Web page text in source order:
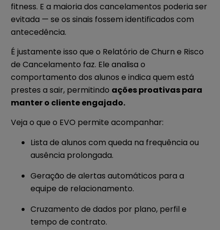
fitness. E a maioria dos cancelamentos poderia ser
evitada — se os sinais fossem identificados com
antecedência.
É justamente isso que o Relatório de Churn e Risco
de Cancelamento faz. Ele analisa o
comportamento dos alunos e indica quem está
prestes a sair, permitindo ações proativas para
manter o cliente engajado.
Veja o que o EVO permite acompanhar:
Lista de alunos com queda na frequência ou
ausência prolongada.
Geração de alertas automáticos para a
equipe de relacionamento.
Cruzamento de dados por plano, perfil e
tempo de contrato.